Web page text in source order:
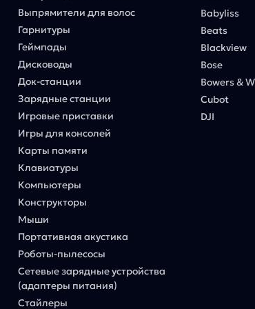
Выпрямители для волос
Гарнитуры
Геймпады
Дисководы
Док-станции
Зарядные станции
Игровые приставки
Игры для консолей
Карты памяти
Клавиатуры
Компьютеры
Конструкторы
Мыши
Портативная акустика
Роботы-пылесосы
Сетевые зарядные устройства
(адаптеры питания)
Стайлеры
Babyliss
Beats
Blackview
Bose
Bowers &
Cubot
DJI